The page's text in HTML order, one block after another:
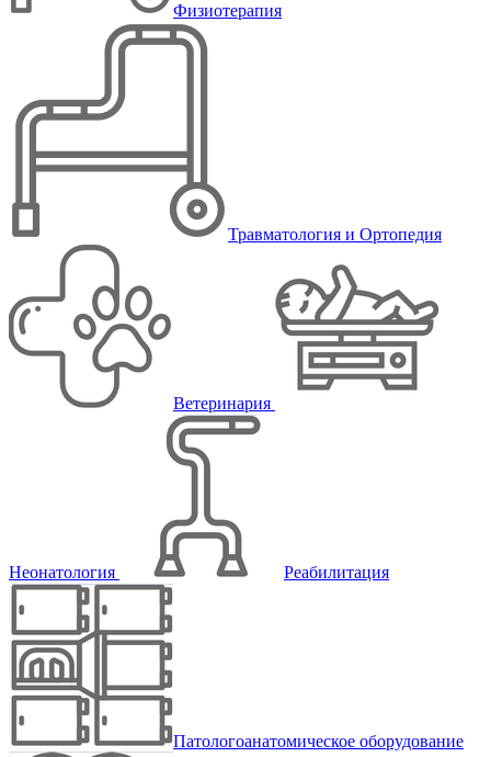
Физиотерапия
Травматология и Ортопедия
Ветеринария
Неонатология Реабилитация
Патологоанатомическое оборудование